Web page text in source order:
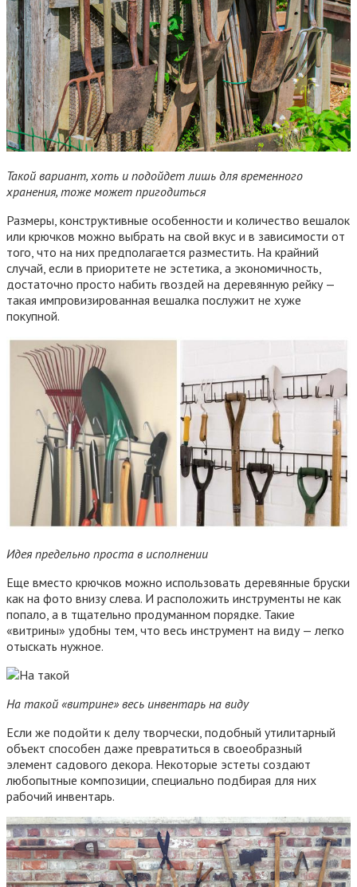
Такой вариант, хоть и подойдет лишь для временного
хранения, тоже может пригодиться
Размеры, конструктивные особенности и количество вешалок
или крючков можно выбрать на свой вкус и в зависимости от
того, что на них предполагается разместить. На крайний
случай, если в приоритете не эстетика, а экономичность,
достаточно просто набить гвоздей на деревянную рейку —
такая импровизированная вешалка послужит не хуже
покупной.
Идея предельно проста в исполнении
Еще вместо крючков можно использовать деревянные бруски
как на фото внизу слева. И расположить инструменты не как
попало, а в тщательно продуманном порядке. Такие
«витрины» удобны тем, что весь инструмент на виду — легко
отыскать нужное.
На такой «витрине» весь инвентарь на виду
Если же подойти к делу творчески, подобный утилитарный
объект способен даже превратиться в своеобразный
элемент садового декора. Некоторые эстеты создают
любопытные композиции, специально подбирая для них
рабочий инвентарь.